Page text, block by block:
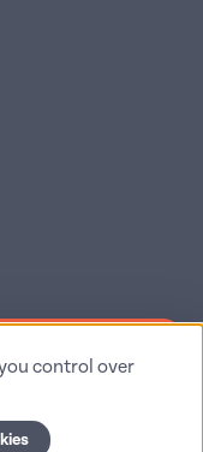
control over